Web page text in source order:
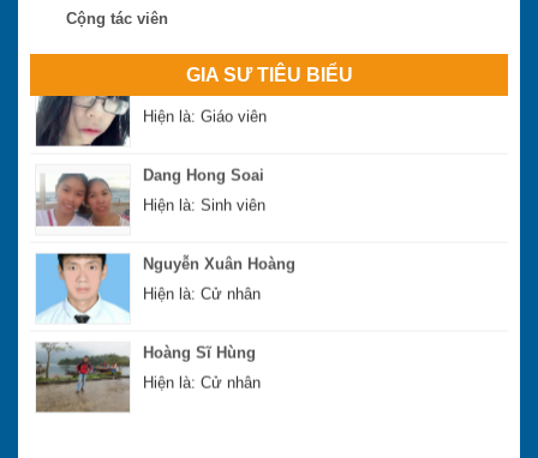
Cộng tác viên
GIA SƯ TIÊU BIỂU
Hiện là: Giáo viên
Nguyễn Thị Ngọc Hà
Hiện là: Giáo viên
Hiện là: Sinh viên
Hiện là: Cử nhân
Hiện là: Cử nhân